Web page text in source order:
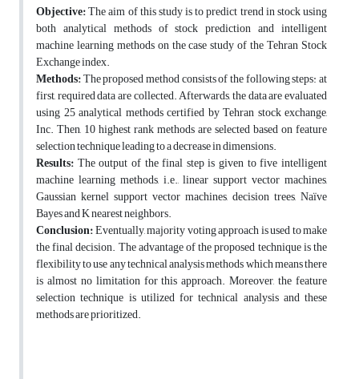
Objective:The aim of this study is to predict trend in stock using
both analytical methods of stock prediction and intelligent
machine learning methods on the case study of the Tehran Stock
Exchange index.
Methods:The proposed method consists of the following steps: at
first, required data are collected. Afterwards, the data are evaluated
using 25 analytical methods certified by Tehran stock exchange,
Inc. Then, 10 highest rank methods are selected based on feature
selection technique leading to a decrease in dimensions.
Results:The output of the final step is given to five intelligent
machine learning methods, i.e., linear support vector machines,
Gaussian kernel support vector machines, decision trees, Naïve
Bayes and K nearest neighbors.
Conclusion:Eventually, majority voting approach is used to make
the final decision. The advantage of the proposed technique is the
flexibility to use any technical analysis methods which means there
is almost no limitation for this approach. Moreover, the feature
selection technique is utilized for technical analysis and these
methods are prioritized.